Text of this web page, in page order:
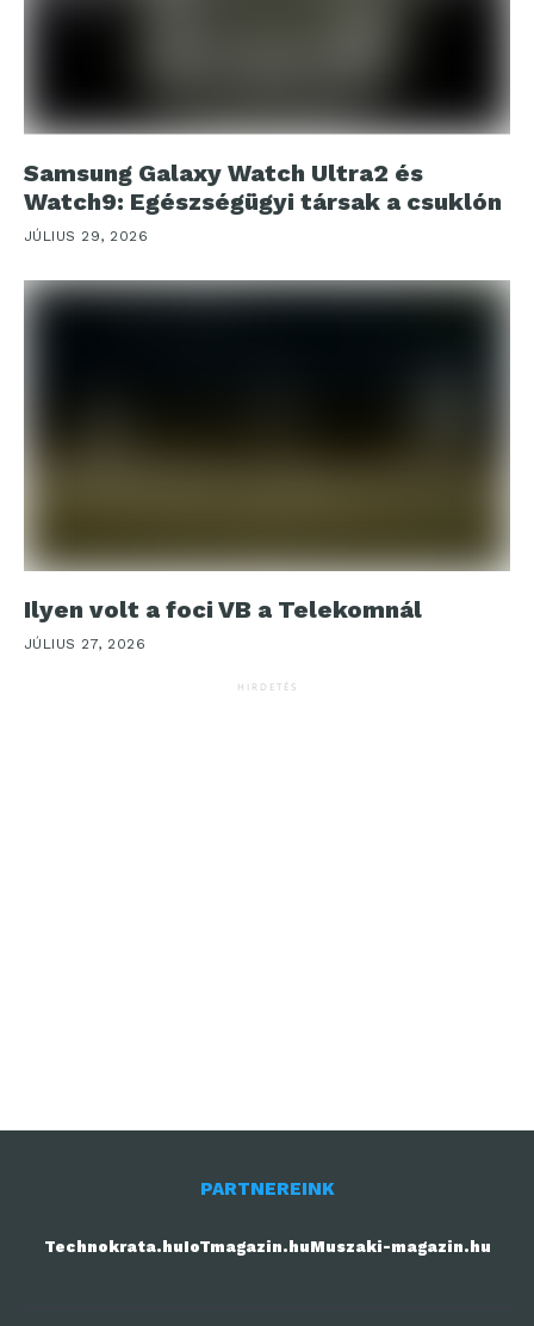
Samsung Galaxy Watch Ultra2 és
Watch9: Egészségügyi társak a csuklón
JÚLIUS 29, 2026
Ilyen volt a foci VB a Telekomnál
JÚLIUS 27, 2026
HIRDETÉS
PARTNEREINK
Technokrata.huIoTmagazin.huMuszaki-magazin.hu